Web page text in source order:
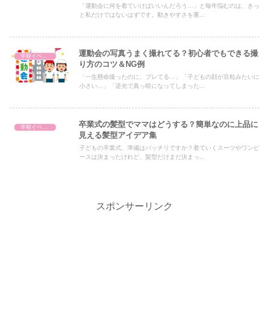
「運動会に何を着ていけばいいんだろう…」と毎年悩むのは、きっ
と私だけではないはずです。動きやすさを重...
運動会の写真うまく撮れてる？初心者でもできる撮
り方のコツ＆NG例
「一生懸命撮ったのに、ブレてる…」「子どもの顔が豆粒みたいに
小さい…」「逆光で真っ暗になってしまった...
卒業式の髪型でママはどうする？簡単なのに上品に
見える髪型アイデア集
子どもの卒業式、準備はバッチリですか？着ていくスーツやワンピ
ースは決まったけれど、髪型だけまだ決まっ...
スポンサーリンク